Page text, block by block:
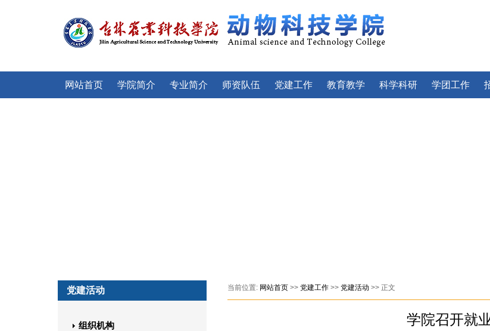
网站首页 学院简介 专业简介 师资队伍 党建工作 教育教学 科学科研 学团工作
党建活动
组织机构
当前位置: 网站首页 >> 党建工作 >> 党建活动 >> 正文
学院召开就